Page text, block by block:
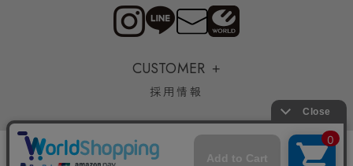
CUSTOMER
採用情報
Copyrights © WORLD CO.,LTD. All rights reserved.